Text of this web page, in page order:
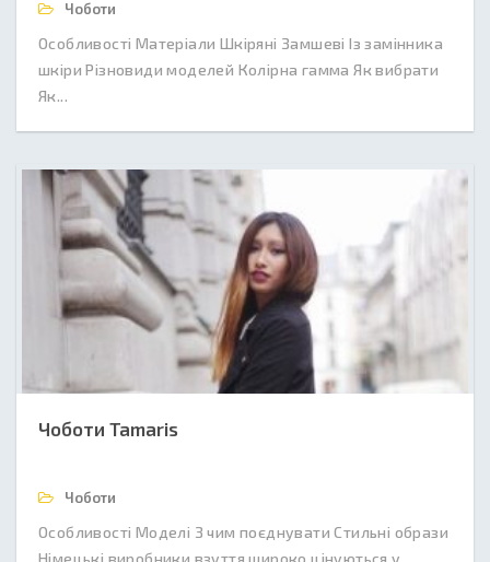
Чоботи
Особливості Матеріали Шкіряні Замшеві Із замінника
шкіри Різновиди моделей Колірна гамма Як вибрати
Як...
Чоботи Tamaris
Чоботи
Особливості Моделі З чим поєднувати Стильні образи
Німецькі виробники взуття широко цінуються у